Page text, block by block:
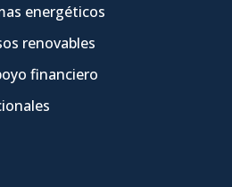
energéticos
renovables
financiero